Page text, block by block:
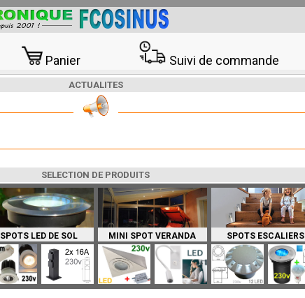
Panier Suivi de commande
ACTUALITES
SELECTION DE PRODUITS
SPOTS LED DE SOL MINI SPOT VERANDA SPOTS ESCALIERS